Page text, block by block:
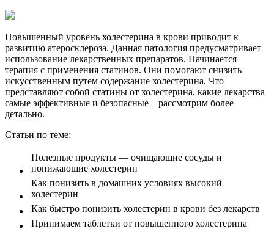
Повышенный уровень холестерина в крови приводит к
развитию атеросклероза. Данная патология предусматривает
использование лекарственных препаратов. Начинается
терапия с применения статинов. Они помогают снизить
искусственным путем содержание холестерина. Что
представляют собой статины от холестерина, какие лекарства
самые эффективные и безопасные – рассмотрим более
детально.
Статьи по теме:
Полезные продукты — очищающие сосуды и
понижающие холестерин
Как понизить в домашних условиях высокий
холестерин
Как быстро понизить холестерин в крови без лекарств
Принимаем таблетки от повышенного холестерина